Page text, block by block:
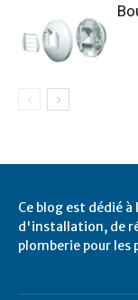
Ce blog est dédié
d'installation, de
plomberie pour les